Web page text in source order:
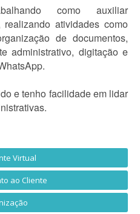
como auxiliar
atividades como
de documentos,
administrativo, digitação e
e tenho facilidade em lidar
Virtual
ao Cliente